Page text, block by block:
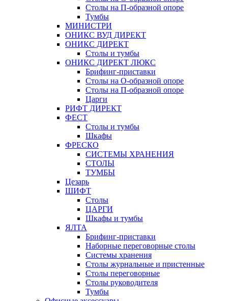
Столы на П-образной опоре
Тумбы
МИНИСТРИ
ОНИКС ВУД ДИРЕКТ
ОНИКС ДИРЕКТ
Столы и тумбы
ОНИКС ДИРЕКТ ЛЮКС
Брифинг-приставки
Столы на О-образной опоре
Столы на П-образной опоре
Царги
РИФТ ДИРЕКТ
ФЕСТ
Столы и тумбы
Шкафы
ФРЕСКО
СИСТЕМЫ ХРАНЕНИЯ
СТОЛЫ
ТУМБЫ
Цезарь
ШИФТ
Столы
ЦАРГИ
Шкафы и тумбы
ЯЛТА
Брифинг-приставки
Наборные переговорные столы
Системы хранения
Столы журнальные и пристенные
Столы переговорные
Столы руководителя
Тумбы